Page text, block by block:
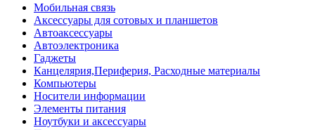
Мобильная связь
Аксессуары для сотовых и планшетов
Автоаксессуары
Автоэлектроника
Гаджеты
Канцелярия,Периферия, Расходные материалы
Компьютеры
Носители информации
Элементы питания
Ноутбуки и аксессуары